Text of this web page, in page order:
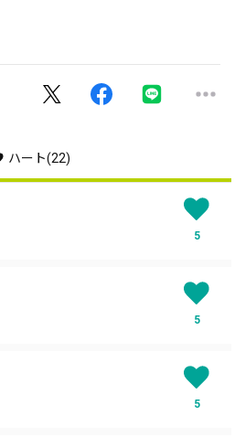
ハート(22)
5
5
5